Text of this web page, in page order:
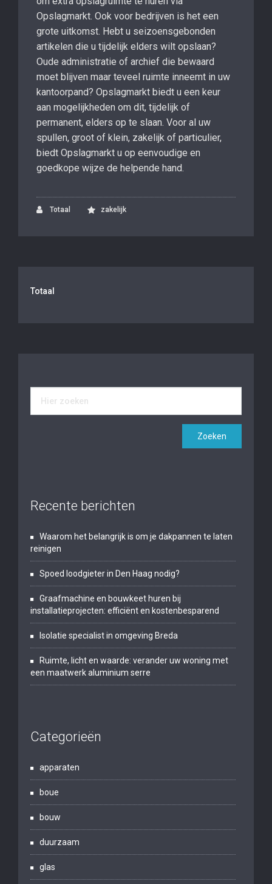
Opslagmarkt. Ook voor bedrijven is het een
grote uitkomst. Hebt u seizoensgebonden
artikelen die u tijdelijk elders wilt opslaan?
Oude administratie of archief die bewaard
moet blijven maar teveel ruimte inneemt in uw
kantoorpand? Opslagmarkt biedt u een keur
aan mogelijkheden om dit, tijdelijk of
permanent, elders op te slaan. Voor al uw
spullen, groot of klein, zakelijk of particulier,
biedt Opslagmarkt u op eenvoudige en
goedkope wijze de helpende hand.
Totaal zakelijk
Totaal
Recente berichten
Waarom het belangrijk is om je dakpannen te laten
reinigen
Spoed loodgieter in Den Haag nodig?
Graafmachine en bouwkeet huren bij
installatieprojecten: efficiënt en kostenbesparend
Isolatie specialist in omgeving Breda
Ruimte, licht en waarde: verander uw woning met
een maatwerk aluminium serre
Categorieën
apparaten
boue
bouw
duurzaam
glas